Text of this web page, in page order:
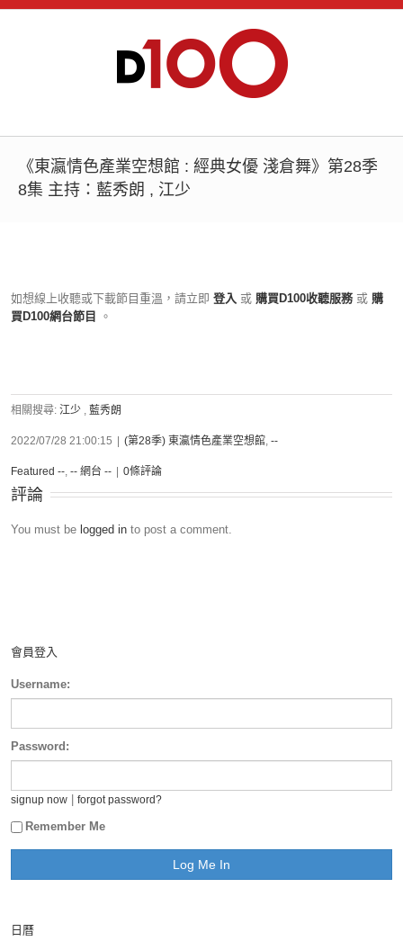
《東瀛情色產業空想館 : 經典女優 淺倉舞》第28季
8集 主持：藍秀朗 , 江少
如想線上收聽或下載節目重溫，請立即 登入 或 購買D100收聽服務 或 購
買D100網台節目
。
相關搜尋: 江少 , 藍秀朗
2022/07/28 21:00:15 (第28季) 東瀛情色產業空想館, --
Featured --, -- 網台 -- 0條評論
評論
You must be logged in to post a comment.
會員登入
Username:
Password:
signup now forgot password?
Remember Me
日曆